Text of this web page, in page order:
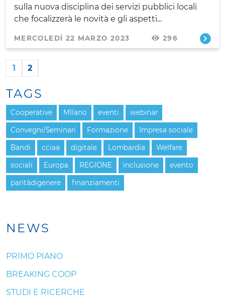
sulla nuova disciplina dei servizi pubblici locali
che focalizzerà le novità e gli aspetti...
MERCOLEDÌ 22 MARZO 2023 296
1 2
NEWS
PRIMO PIANO
BREAKING COOP
STUDI E RICERCHE
TAGS
Cooperative MIlano eventi webinar
Convegni/Seminari Formazione Impresa sociale
Bandi cciaa digitale Lombardia Welfare
sociali Europa REGIONE inclusione evento
paritàdigenere finanziamenti